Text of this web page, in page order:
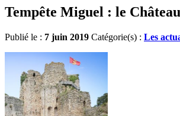
Tempête Miguel : le
Publié le : 7 juin 2019 Catégorie(s) : Les